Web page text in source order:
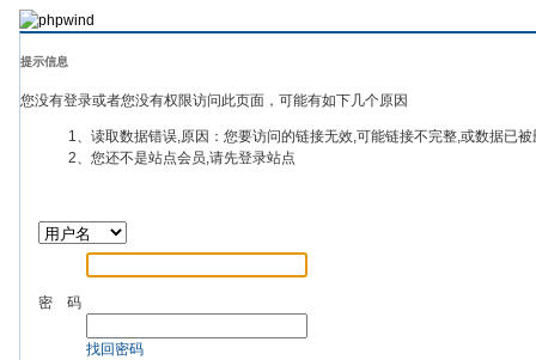
提示信息
您没有登录或者您没有权限访问此页面，可能有如下几个原因
1、读取数据错误,原因：您要访问的链接无效,可能链接不完整,或数据已
2、您还不是站点会员,请先登录站点
密 码
找回密码